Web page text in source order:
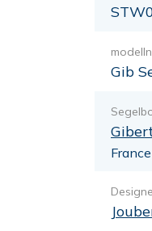
Gib
France